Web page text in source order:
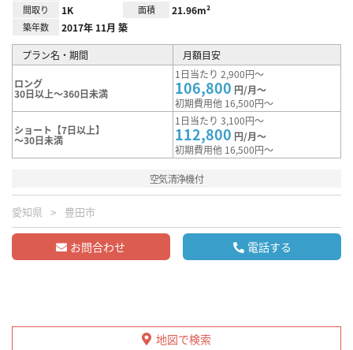
間取り 1K 面積 21.96m²
築年数 2017年 11月 築
プラン名・期間 月額目安
ロング
30日以上～360日未満
1日当たり 2,900円～
106,800 円/月～
初期費用他 16,500円～
ショート【7日以上】
～30日未満
1日当たり 3,100円～
112,800 円/月～
初期費用他 16,500円～
空気清浄機付
愛知県 豊田市
お問合わせ 電話する
地図で検索